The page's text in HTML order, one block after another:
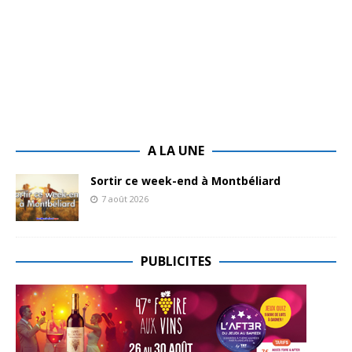
A LA UNE
Sortir ce week-end à Montbéliard
7 août 2026
PUBLICITES